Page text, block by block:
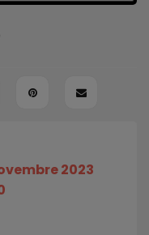
2023